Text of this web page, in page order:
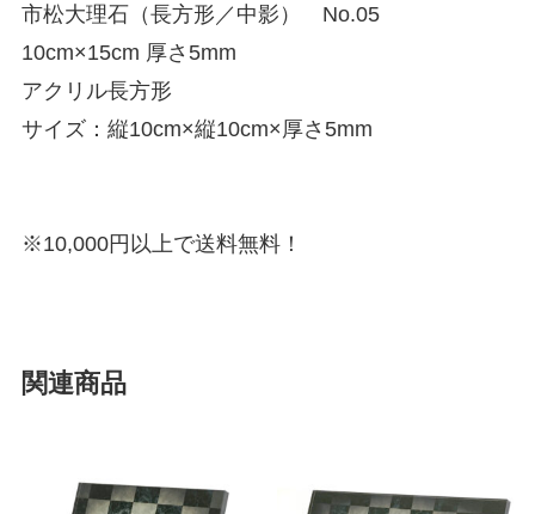
市松大理石（長方形／中影） No.05
10cm×15cm 厚さ5mm
アクリル長方形
サイズ：縦10cm×縦10cm×厚さ5mm
※10,000円以上で送料無料！
関連商品